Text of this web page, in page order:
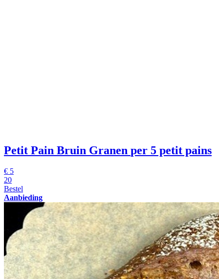
Petit Pain Bruin Granen per 5 petit pains
€ 5
20
Bestel
Aanbieding